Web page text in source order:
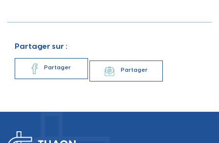
Partager sur :
Partager Partager